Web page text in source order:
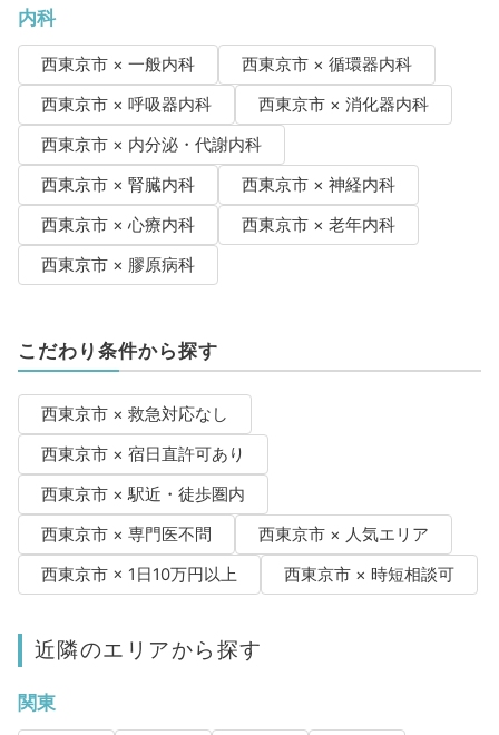
内科
西東京市 × 一般内科
西東京市 × 循環器内科
西東京市 × 呼吸器内科
西東京市 × 消化器内科
西東京市 × 内分泌・代謝内科
西東京市 × 腎臓内科
西東京市 × 神経内科
西東京市 × 心療内科
西東京市 × 老年内科
西東京市 × 膠原病科
こだわり条件から探す
西東京市 × 救急対応なし
西東京市 × 宿日直許可あり
西東京市 × 駅近・徒歩圏内
西東京市 × 専門医不問
西東京市 × 人気エリア
西東京市 × 1日10万円以上
西東京市 × 時短相談可
近隣のエリアから探す
関東